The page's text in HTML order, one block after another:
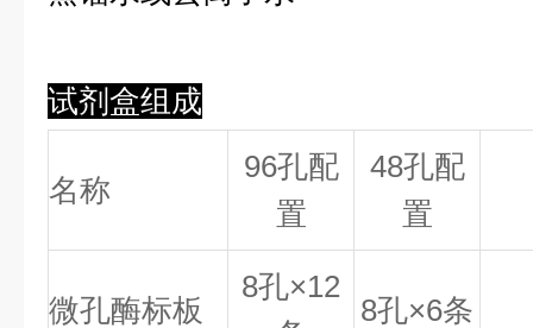
试剂盒组成
名称
96孔配
置
48孔配
置
微孔酶标板
8孔×12
8孔×6条